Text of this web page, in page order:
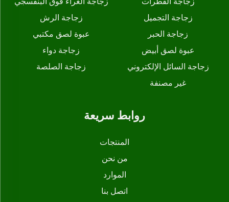
زجاجة التجميل
زجاجة الرش
زجاجة الحبر
عبوة لصق مكتبي
عبوة لصق أبيض
زجاجة دواء
زجاجة السائل الإلكتروني
زجاجة الصلصة
غير مصنفة
روابط سريعة
المنتجات
من نحن
الموارد
اتصل بنا